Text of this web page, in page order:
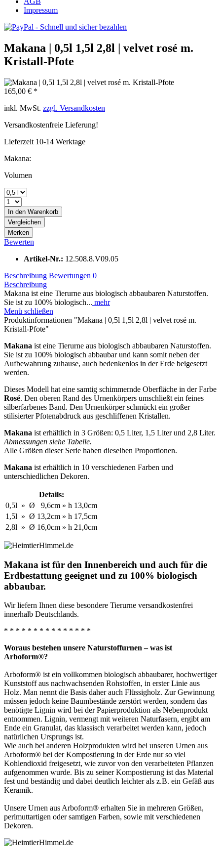
Impressum
Makana | 0,5l 1,5l 2,8l | velvet rosé m.
Kristall-Pfote
165,00 € *
inkl. MwSt. zzgl. Versandkosten
Versandkostenfreie Lieferung!
Lieferzeit 10-14 Werktage
Makana:
Volumen
In den Warenkorb
Vergleichen
Merken
Bewerten
Artikel-Nr.: 12.508.8.V09.05
Beschreibung Bewertungen 0
Beschreibung
Makana ist eine Tierurne aus biologisch abbaubaren Naturstoffen.
Sie ist zu 100% biologisch... mehr
Menü schließen
Produktinformationen "Makana | 0,5l 1,5l 2,8l | velvet rosé m.
Kristall-Pfote"
Makana ist eine Tierurne aus biologisch abbaubaren Naturstoffen.
Sie ist zu 100% biologisch abbaubar und kann somit neben der
Aufbewahrung zuhause, auch bedenkenlos in der Erde beigesetzt
werden.
Dieses Modell hat eine samtig schimmernde Oberfläche in der Farbe
Rosé. Den oberen Rand des Urnenkörpers umschließt ein feines
silberfarbenes Band. Den Urnenkörper schmückt ein großer
stilisierter Pfotenabdruck aus geschliffenen Kristallen.
Makana ist erhältlich in 3 Größen: 0,5 Liter, 1,5 Liter und 2,8 Liter.
Abmessungen siehe Tabelle.
Alle Größen dieser Serie haben dieselben Proportionen.
Makana ist erhältlich in 10 verschiedenen Farben und
unterschiedlichen Dekoren.
Details:
0,5l » Ø 9,6cm » h 13,0cm
1,5l » Ø 13,2cm » h 17,5cm
2,8l » Ø 16,0cm » h 21,0cm
Makana ist für den Innenbereich und auch für die
Erdbestattung geeignet und zu 100% biologisch
abbaubar.
Wir liefern Ihnen diese besondere Tierurne versandkostenfrei
innerhalb Deutschlands.
* * * * * * * * * * * * * * *
Woraus bestehen unsere Naturstoffurnen – was ist
Arboform®?
Arboform® ist ein vollkommen biologisch abbaubarer, hochwertiger
Kunststoff aus nachwachsenden Rohstoffen, in erster Linie aus
Holz. Man nennt die Basis daher auch Flüssigholz. Zur Gewinnung
müssen jedoch keine Baumbestände zerstört werden, sondern das
benötigte Lignin wird bei der Papierproduktion als Nebenprodukt
entnommen. Lignin, vermengt mit weiteren Naturfasern, ergibt am
Ende ein Granulat, das klassisch verarbeitet werden kann, jedoch
natürlichen Ursprungs ist.
Wie auch bei anderen Holzprodukten wird bei unseren Urnen aus
Arboform® bei der Kompostierung in der Erde nur so viel
Kohlendioxid freigesetzt, wie zuvor von den verarbeiteten Pflanzen
aufgenommen wurde. Bis zu seiner Kompostierung ist das Material
fest und beständig und dabei deutlich leichter als z.B. ein Gefäß aus
Keramik.
Unsere Urnen aus Arboform® erhalten Sie in mehreren Größen,
perlmuttartigen oder samtigen Farben, sowie mit verschiedenen
Dekoren.